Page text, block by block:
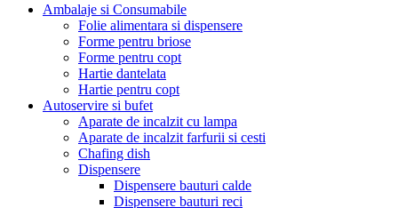
Ambalaje si Consumabile
Folie alimentara si dispensere
Forme pentru briose
Forme pentru copt
Hartie dantelata
Hartie pentru copt
Autoservire si bufet
Aparate de incalzit cu lampa
Aparate de incalzit farfurii si cesti
Chafing dish
Dispensere
Dispensere bauturi calde
Dispensere bauturi reci